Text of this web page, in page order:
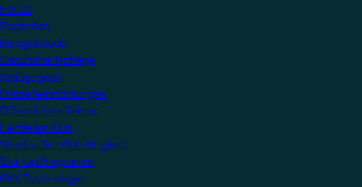
Hotels
Flughäfen
Bürogebäude
Gesundheitspflege
Pädagogisch
Freizeiteinrichtungen
Öffentliches Sektor
Hersteller-Hub
Werden Sie KNX-Mitglied
Startup Programm
KNX Technologie